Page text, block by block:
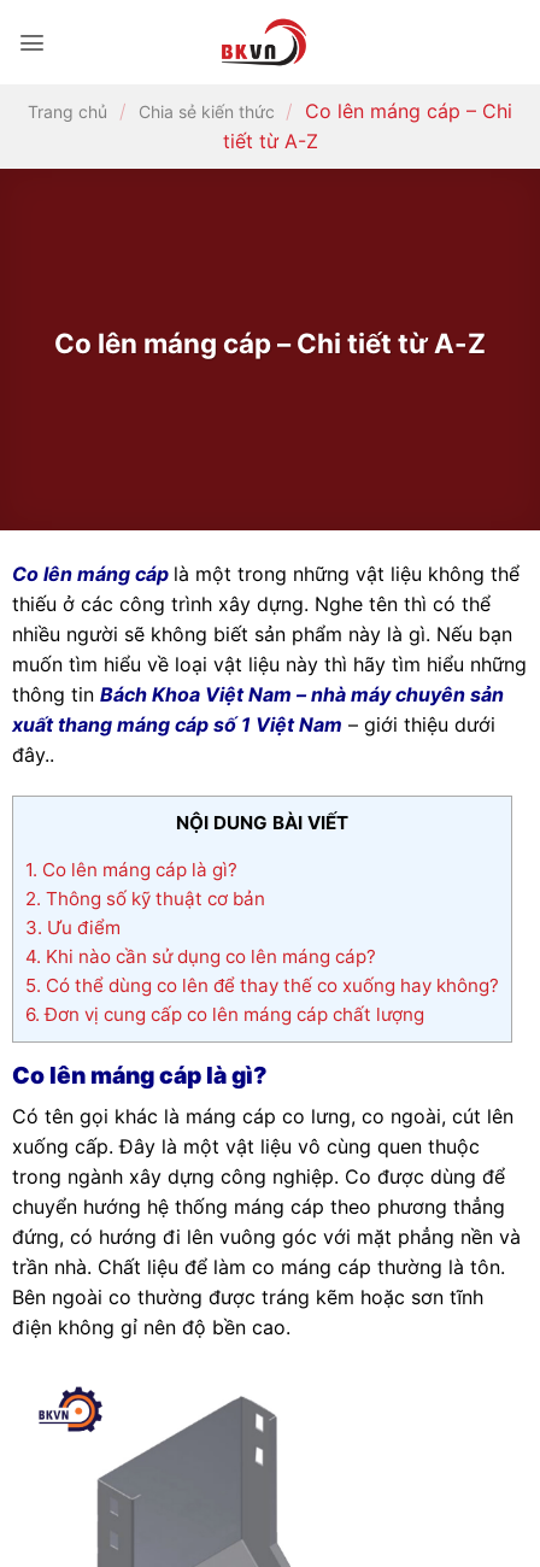
qua
dungTrang chủ / Chia sẻ kiến thức / Co lên máng cáp – Chi
tiết từ A-Z
Co lên máng cáp – Chi tiết từ A-Z
Co lên máng cáp là một trong những vật liệu không thể
thiếu ở các công trình xây dựng. Nghe tên thì có thể
nhiều người sẽ không biết sản phẩm này là gì. Nếu bạn
muốn tìm hiểu về loại vật liệu này thì hãy tìm hiểu những
thông tin Bách Khoa Việt Nam – nhà máy chuyên sản
xuất thang máng cáp số 1 Việt Nam – giới thiệu dưới
đây..
NỘI DUNG BÀI VIẾT
1. Co lên máng cáp là gì?
2. Thông số kỹ thuật cơ bản
3. Ưu điểm
4. Khi nào cần sử dụng co lên máng cáp?
5. Có thể dùng co lên để thay thế co xuống hay không?
6. Đơn vị cung cấp co lên máng cáp chất lượng
Co lên máng cáp là gì?
Có tên gọi khác là máng cáp co lưng, co ngoài, cút lên
xuống cấp. Đây là một vật liệu vô cùng quen thuộc
trong ngành xây dựng công nghiệp. Co được dùng để
chuyển hướng hệ thống máng cáp theo phương thẳng
đứng, có hướng đi lên vuông góc với mặt phẳng nền và
trần nhà. Chất liệu để làm co máng cáp thường là tôn.
Bên ngoài co thường được tráng kẽm hoặc sơn tĩnh
điện không gỉ nên độ bền cao.